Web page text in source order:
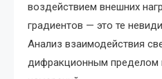
воздействием внешних
градиентов — это те
Анализ взаимодействия
дифракционным пределом